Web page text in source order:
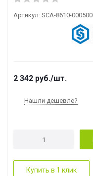
Артикул: SCA-8610-000500
2 342 руб./шт.
Нашли дешевле?
Купить в 1 клик